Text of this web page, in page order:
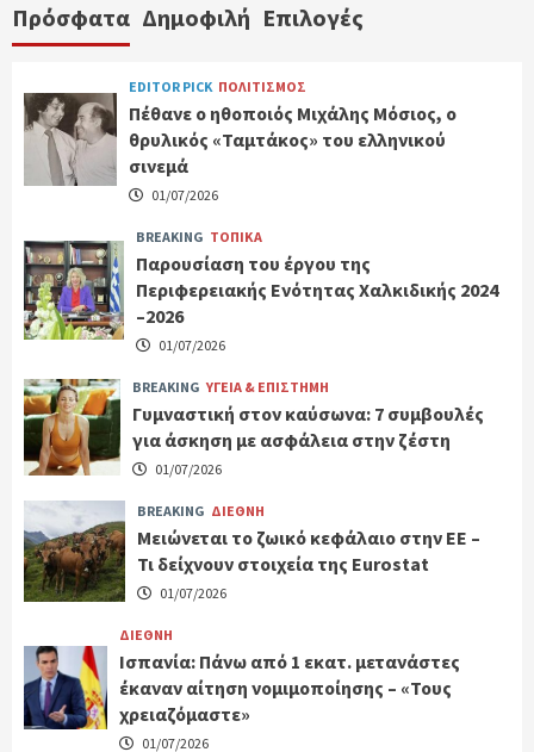
Πρόσφατα Δημοφιλή Επιλογές
EDITOR PICK ΠΟΛΙΤΙΣΜΟΣ
Πέθανε ο ηθοποιός Μιχάλης Μόσιος, ο
θρυλικός «Ταμτάκος» του ελληνικού
σινεμά
01/07/2026
BREAKING ΤΟΠΙΚΑ
Παρουσίαση του έργου της
Περιφερειακής Ενότητας Χαλκιδικής 2024
–2026
01/07/2026
BREAKING ΥΓΕΙΑ & ΕΠΙΣΤΗΜΗ
Γυμναστική στον καύσωνα: 7 συμβουλές
για άσκηση με ασφάλεια στην ζέστη
01/07/2026
BREAKING ΔΙΕΘΝΗ
Μειώνεται το ζωικό κεφάλαιο στην ΕΕ –
Τι δείχνουν στοιχεία της Eurostat
01/07/2026
ΔΙΕΘΝΗ
Ισπανία: Πάνω από 1 εκατ. μετανάστες
έκαναν αίτηση νομιμοποίησης – «Τους
χρειαζόμαστε»
01/07/2026